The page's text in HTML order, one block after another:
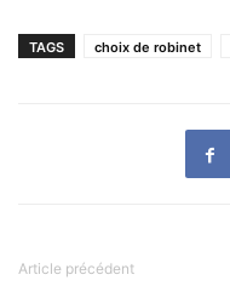
TAGS choix de robinet
Article précédent